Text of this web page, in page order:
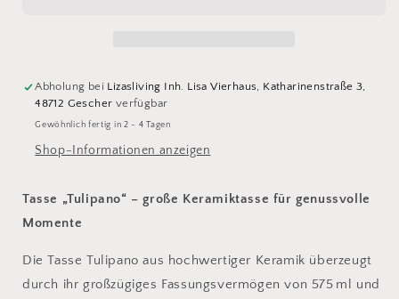
Abholung bei Lizasliving Inh. Lisa Vierhaus, Katharinenstraße 3,
48712 Gescher verfügbar
Gewöhnlich fertig in 2 - 4 Tagen
Shop-Informationen anzeigen
Tasse „Tulipano“ – große Keramiktasse für genussvolle
Momente
Die Tasse Tulipano aus hochwertiger Keramik überzeugt
durch ihr großzügiges Fassungsvermögen von 575 ml und